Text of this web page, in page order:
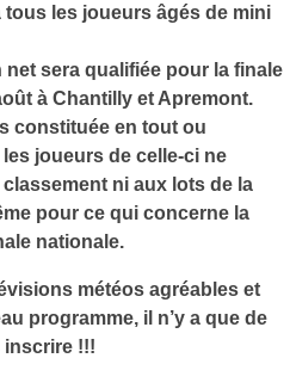
les joueurs âgés de mini
net sera qualifiée pour la finale
à Chantilly et Apremont.
constituée en tout ou
joueurs de celle-ci ne
ni aux lots de la
pour ce qui concerne la
nationale.
météos agréables et
programme, il n’y a que de
!!!